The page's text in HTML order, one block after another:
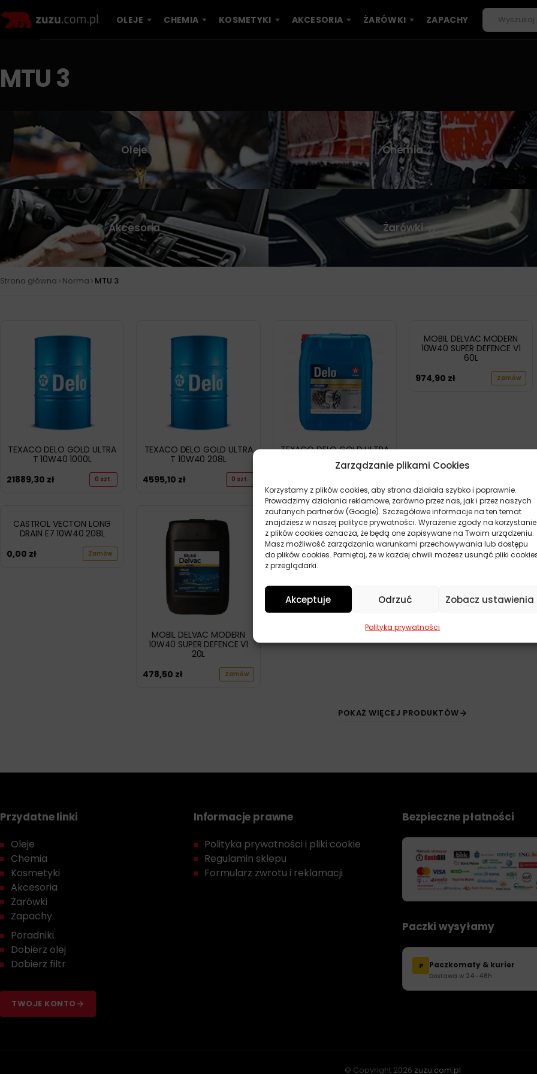
Zarządzanie plikami Cookies
Korzystamy z plików cookies, aby strona działała szybko i poprawnie.
Prowadzimy działania reklamowe, zarówno przez nas, jak i przez naszych
zaufanych partnerów (Google). Szczegółowe informacje na ten temat
znajdziesz w naszej polityce prywatności. Wyrażenie zgody na korzystanie
z plików cookies oznacza, że będą one zapisywane na Twoim urządzeniu.
Masz możliwość zarządzania warunkami przechowywania lub dostępu
do plików cookies. Pamiętaj, że w każdej chwili możesz usunąć pliki
z przeglądarki.
Akceptuje Odrzuć Zobacz ustawienia
Polityka prywatności
OLEJE CHEMIA KOSMETYKI AKCESORIA ŻARÓWKI ZAPACHY
MTU 3
Oleje Chemia
Akcesoria Żarówki
Strona główna › Norma › MTU 3
TEXACO DELO GOLD ULTRA
T 10W40 1000L
21889,30 zł 0 szt.
TEXACO DELO GOLD ULTRA
T 10W40 208L
4595,10 zł 0 szt.
TEXACO DELO GOLD ULTRA
MOBIL DELVAC MODERN
10W40 SUPER DEFENCE V1
60L
974,90 zł Zamów
CASTROL VECTON LONG
DRAIN E7 10W40 208L
0,00 zł Zamów
MOBIL DELVAC MODERN
10W40 SUPER DEFENCE V1
20L
478,50 zł Zamów
MOBIL DELVAC MODERN
10W40 SUPER DEFENCE V1
4L
115,60zł
POKAŻ WIĘCEJ PRODUKTÓW
Przydatne linki
Oleje
Chemia
Kosmetyki
Akcesoria
Żarówki
Zapachy
Poradniki
Dobierz olej
Dobierz filtr
TWOJE KONTO
Informacje prawne
Polityka prywatności i pliki cookie
Regulamin sklepu
Formularz zwrotu i reklamacji
Bezpieczne płatności
Paczki wysyłamy
P Paczkomaty & kurier
Dostawa w 24–48h
© Copyright 2026 zuzu.com.pl